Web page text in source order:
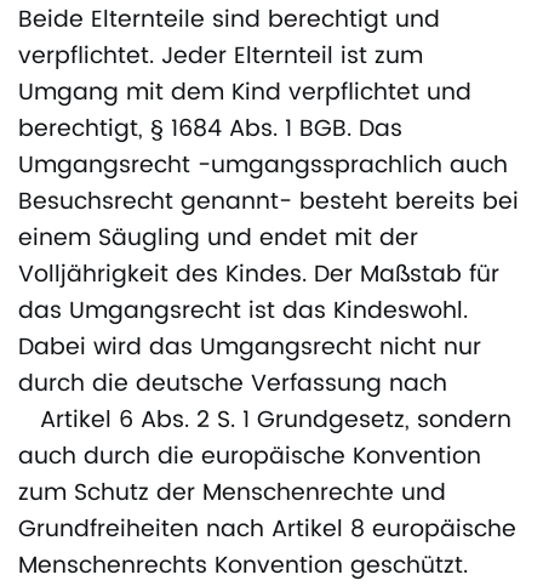
Beide Elternteile sind berechtigt und
verpflichtet. Jeder Elternteil ist zum
Umgang mit dem Kind verpflichtet und
berechtigt, § 1684 Abs. 1 BGB. Das
Umgangsrecht -umgangssprachlich auch
Besuchsrecht genannt- besteht bereits bei
einem Säugling und endet mit der
Volljährigkeit des Kindes. Der Maßstab für
das Umgangsrecht ist das Kindeswohl.
Dabei wird das Umgangsrecht nicht nur
durch die deutsche Verfassung nach
Artikel 6 Abs. 2 S. 1 Grundgesetz, sondern
auch durch die europäische Konvention
zum Schutz der Menschenrechte und
Grundfreiheiten nach Artikel 8 europäische
Menschenrechts Konvention geschützt.